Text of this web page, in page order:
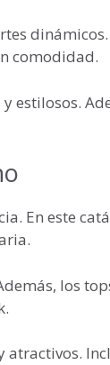
comodidad.
estilosos.
En este
los